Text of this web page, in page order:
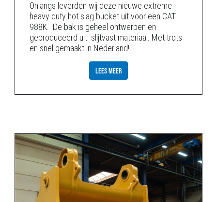
Onlangs leverden wij deze nieuwe extreme
heavy duty hot slag bucket uit voor een CAT
988K. De bak is geheel ontwerpen en
geproduceerd uit slijtvast materiaal. Met trots
en snel gemaakt in Nederland!
LEES MEER